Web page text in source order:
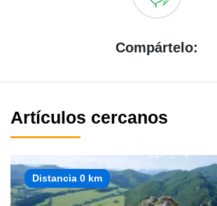
Compártelo:
Artículos cercanos
Distancia 0 km